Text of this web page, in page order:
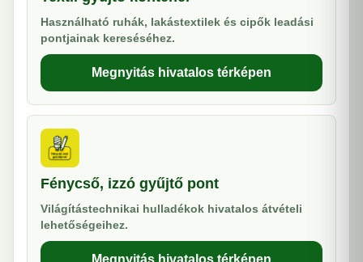
Használható ruhák, lakástextilek és cipők leadási
pontjainak kereséséhez.
Megnyitás hivatalos térképen
Fénycső, izzó gyűjtő pont
Világítástechnikai hulladékok hivatalos átvételi
lehetőségeihez.
Megnyitás hivatalos térképen